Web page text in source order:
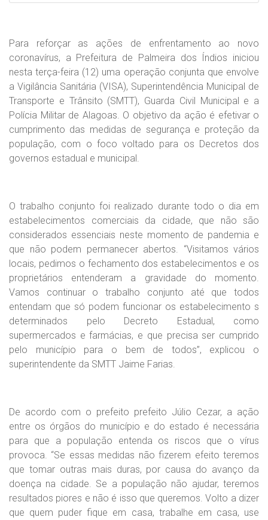
Para reforçar as ações de enfrentamento ao novo
coronavírus, a Prefeitura de Palmeira dos Índios iniciou
nesta terça-feira (12) uma operação conjunta que envolve
a Vigilância Sanitária (VISA), Superintendência Municipal de
Transporte e Trânsito (SMTT), Guarda Civil Municipal e a
Polícia Militar de Alagoas. O objetivo da ação é efetivar o
cumprimento das medidas de segurança e proteção da
população, com o foco voltado para os Decretos dos
governos estadual e municipal.
O trabalho conjunto foi realizado durante todo o dia em
estabelecimentos comerciais da cidade, que não são
considerados essenciais neste momento de pandemia e
que não podem permanecer abertos. “Visitamos vários
locais, pedimos o fechamento dos estabelecimentos e os
proprietários entenderam a gravidade do momento.
Vamos continuar o trabalho conjunto até que todos
entendam que só podem funcionar os estabelecimento s
determinados pelo Decreto Estadual, como
supermercados e farmácias, e que precisa ser cumprido
pelo município para o bem de todos”, explicou o
superintendente da SMTT Jaime Farias.
De acordo com o prefeito prefeito Júlio Cezar, a ação
entre os órgãos do município e do estado é necessária
para que a população entenda os riscos que o vírus
provoca. “Se essas medidas não fizerem efeito teremos
que tomar outras mais duras, por causa do avanço da
doença na cidade. Se a população não ajudar, teremos
resultados piores e não é isso que queremos. Volto a dizer
que quem puder fique em casa, trabalhe em casa, use